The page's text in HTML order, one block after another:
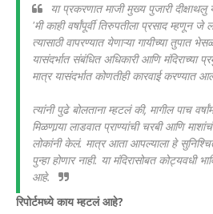
या प्रकरणात माजी मुख्य पुजारी
'मी काही वर्षांपूर्वी तिरुपतीला प्रसाद म्हणून
त्यासाठी वापरण्यात येणाऱ्या गायीच्या तुपात
यासंदर्भात संबंधित अधिकारी आणि मंदिराच्या
मात्र यासंदर्भात कोणतीही कारवाई करण्यात
त्यांनी पुढे बोलताना म्हटलं की, मागील पाच
मिळणार्‍या लाडवात प्राण्यांची चरबी आणि
लोकांनी केलं. मात्र आता आपल्याला हे
पुन्हा होणार नाही. या मंदिरासोबत कोट्यवधी
आहे.
रिपोर्टमध्ये काय म्हटलं आहे?